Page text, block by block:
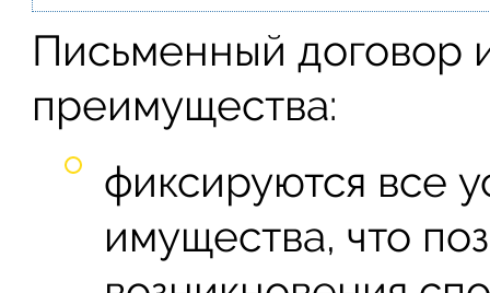
Письменный договор
преимущества:
фиксируются все
имущества, что